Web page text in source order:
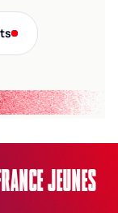
JEUNES